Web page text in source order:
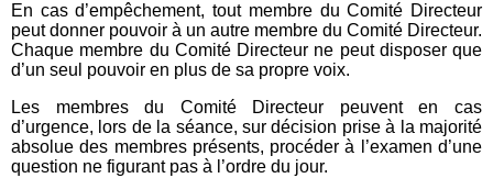
En cas d’empêchement, tout membre du Comité Directeur
peut donner pouvoir à un autre membre du Comité Directeur.
Chaque membre du Comité Directeur ne peut disposer que
d’un seul pouvoir en plus de sa propre voix.
Les membres du Comité Directeur peuvent en cas
d’urgence, lors de la séance, sur décision prise à la majorité
absolue des membres présents, procéder à l’examen d’une
question ne figurant pas à l’ordre du jour.